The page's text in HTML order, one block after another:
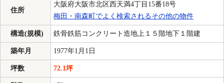
住所
大阪府大阪市北区西天満4丁目15番18号
梅田・南森町でよく検索されるその他の物件
構造(規模) 鉄骨鉄筋コンクリート造地上１５階地下１階建
築年月 1977年1月1日
坪数 72.1坪